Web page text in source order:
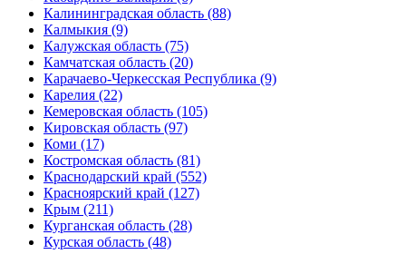
Калининградская область (88)
Калмыкия (9)
Калужская область (75)
Камчатская область (20)
Карачаево-Черкесская Республика (9)
Карелия (22)
Кемеровская область (105)
Кировская область (97)
Коми (17)
Костромская область (81)
Краснодарский край (552)
Красноярский край (127)
Крым (211)
Курганская область (28)
Курская область (48)